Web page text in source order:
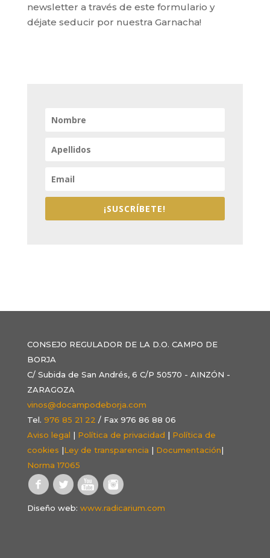
newsletter a través de este formulario y
déjate seducir por nuestra Garnacha!
¡SUSCRÍBETE!
CONSEJO REGULADOR DE LA D.O. CAMPO DE
BORJA
C/ Subida de San Andrés, 6 C/P 50570 - AINZÓN -
ZARAGOZA
vinos@docampodeborja.com
Tel. 976 85 21 22 / Fax 976 86 88 06
Aviso legal | Política de privacidad | Política de
cookies |Ley de transparencia | Documentación|
Norma 17065
Diseño web: www.radicarium.com